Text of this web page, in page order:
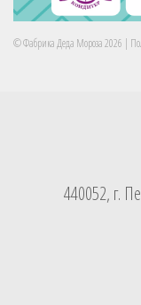
© Фабрика Деда Мороза 2026 |
440052, г.